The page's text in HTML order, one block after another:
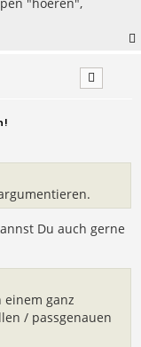
Du auch gerne
ganz
/ passgenauen